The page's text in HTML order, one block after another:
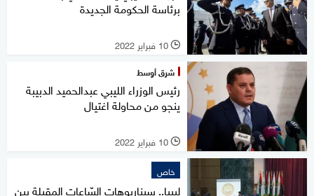
برئاسة الحكومة الجديدة
l 10 فبراير 2022
شرق أوسط
رئيس الوزراء الليبي عبدالحميد الدبيبة
ينجو من محاولة اغتيال
l 10 فبراير 2022
خاص
ليبيا.. سيناريوهات السّاعات المقبلة بين